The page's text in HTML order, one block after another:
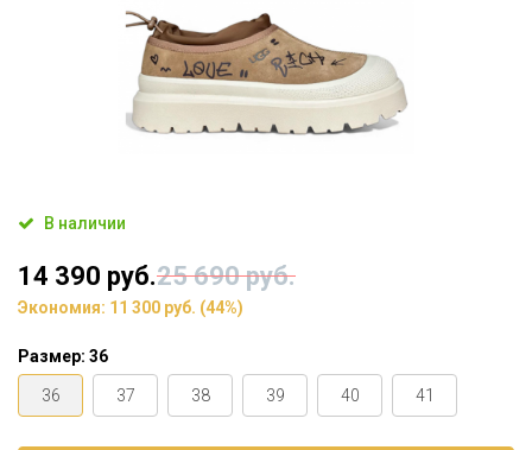
В наличии
14 390 руб.25 690 руб.
Экономия: 11 300 руб. (44%)
Размер: 36
36 37 38 39 40 41